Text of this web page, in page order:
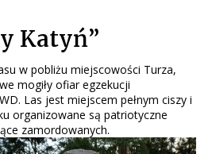
Katyń”
w pobliżu miejscowości Turza,
mogiły ofiar egzekucji
Las jest miejscem pełnym ciszy i
organizowane są patriotyczne
zamordowanych.